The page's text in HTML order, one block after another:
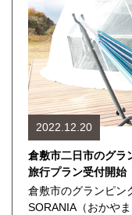
2022.12.20
倉敷市二日市のグラ
旅行プラン受付開始
倉敷市のグランピン
SORANIA（おかや